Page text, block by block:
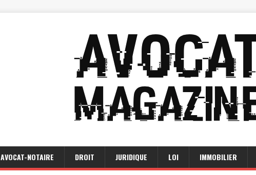
AVOCAT-NOTAIRE DROIT JURIDIQUE LOI IMMOBILIER